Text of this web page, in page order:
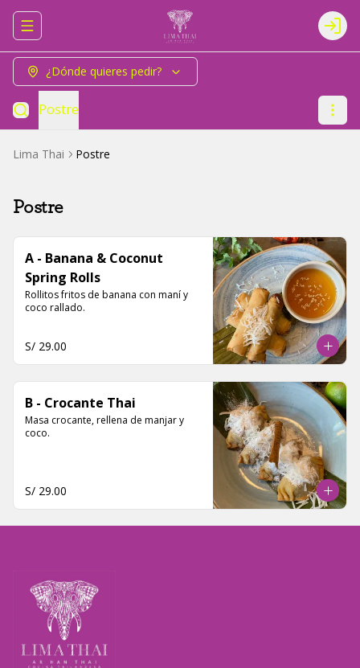
Abrir menu de navegación Login
¿Dónde quieres pedir?
Postre
Lima Thai Postre
Postre
A - Banana & Coconut
Spring Rolls
Rollitos fritos de banana con maní y
coco rallado.
S/ 29.00
B - Crocante Thai
Masa crocante, rellena de manjar y
coco.
S/ 29.00